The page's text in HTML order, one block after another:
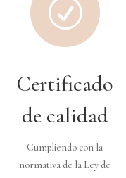
R
Certificado
de calidad
Cumpliendo con la
normativa de la Ley de